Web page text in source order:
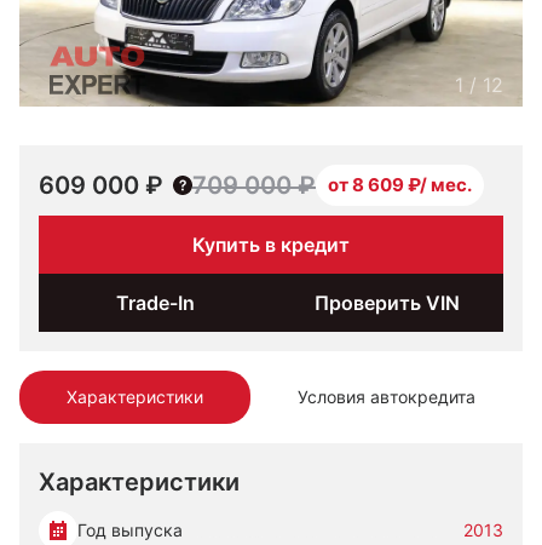
Характеристики Условия автокредита
Характеристики
Год выпуска 2013
1 / 12
609 000 ₽ 709 000 ₽ от 8 609 ₽/ мес.
Купить в кредит
Trade-In Проверить VIN